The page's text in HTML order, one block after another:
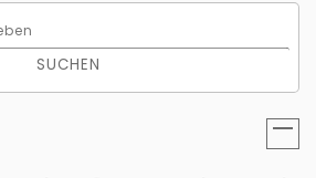
SUCHEN